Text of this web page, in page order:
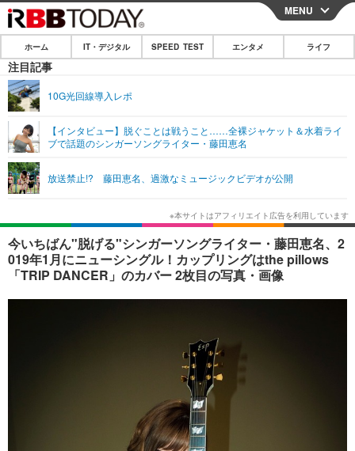
CLOSE
ホーム
IT・デジタル
ネタ ガジェット・ツール
ショッピング その他
SPEED TEST
エンタメ
エンタメTOP 映画・ドラマ
韓国・芸能
音楽 スポーツ
グラビア ブログ
ライフ
ライフTOP グルメ
ペット ショッピング
その他
リリース一覧
プッシュ通知の停止方法
MENU
ホーム IT・デジタル SPEED TEST エンタメ ライフ
注目記事
10G光回線導入レポ
【インタビュー】脱ぐことは戦うこと……全裸ジャケット＆水着ライ
ブで話題のシンガーソングライター・藤田恵名
放送禁止!? 藤田恵名、過激なミュージックビデオが公開
今いちばん"脱げる"シンガーソングライター・藤田恵名、2
019年1月にニューシングル！カップリングはthe pillows
「TRIP DANCER」のカバー 2枚目の写真・画像